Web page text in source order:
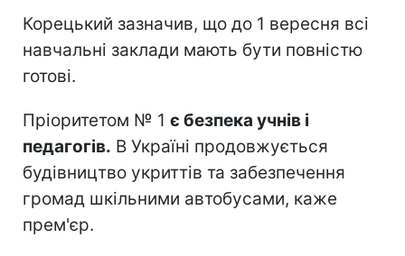
Корецький зазначив, що до 1 вересня всі
навчальні заклади мають бути повністю
готові.
Пріоритетом № 1 є безпека учнів і
педагогів. В Україні продовжується
будівництво укриттів та забезпечення
громад шкільними автобусами, каже
прем'єр.